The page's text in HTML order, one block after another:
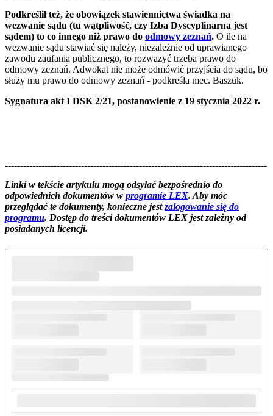
Podkreślił też, że obowiązek stawiennictwa świadka na
wezwanie sądu (tu wątpliwość, czy Izba Dyscyplinarna jest
sądem) to co innego niż prawo do odmowy zeznań. O ile na
wezwanie sądu stawiać się należy, niezależnie od uprawianego
zawodu zaufania publicznego, to rozważyć trzeba prawo do
odmowy zeznań. Adwokat nie może odmówić przyjścia do sądu, bo
służy mu prawo do odmowy zeznań - podkreśla mec. Baszuk.
Sygnatura akt I DSK 2/21, postanowienie z 19 stycznia 2022 r.
--------------------------------------------------------------------------------------
Linki w tekście artykułu mogą odsyłać bezpośrednio do
odpowiednich dokumentów w programie LEX. Aby móc
przeglądać te dokumenty, konieczne jestzalogowanie się do
programu. Dostęp do treści dokumentów LEX jest zależny od
posiadanych licencji.